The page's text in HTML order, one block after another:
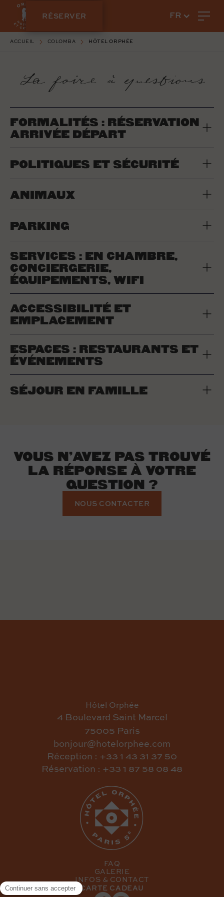
FR
RÉSERVER
ACCUEIL COLOMBA HÔTEL ORPHÉE
La foire à questions
FORMALITÉS : RÉSERVATION
ARRIVÉE DÉPART
POLITIQUES ET SÉCURITÉ
ANIMAUX
PARKING
SERVICES : EN CHAMBRE,
CONCIERGERIE,
ÉQUIPEMENTS, WIFI
ACCESSIBILITÉ ET
EMPLACEMENT
ESPACES : RESTAURANTS ET
ÉVÉNEMENTS
SÉJOUR EN FAMILLE
VOUS N’AVEZ PAS TROUVÉ
LA RÉPONSE À VOTRE
QUESTION ?
NOUS CONTACTER
Hôtel Orphée
4 Boulevard Saint Marcel
75005 Paris
bonjour@hotelorphee.com
Réception : +33 1 43 31 37 50
Réservation : +33 1 87 58 08 48
FAQ
GALERIE
INFOS & CONTACT
CARTE CADEAU